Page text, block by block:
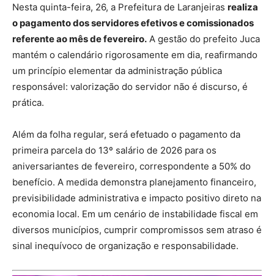
Nesta quinta-feira, 26, a Prefeitura de Laranjeiras realiza
o pagamento dos servidores efetivos e comissionados
referente ao mês de fevereiro. A gestão do prefeito Juca
mantém o calendário rigorosamente em dia, reafirmando
um princípio elementar da administração pública
responsável: valorização do servidor não é discurso, é
prática.
Além da folha regular, será efetuado o pagamento da
primeira parcela do 13º salário de 2026 para os
aniversariantes de fevereiro, correspondente a 50% do
benefício. A medida demonstra planejamento financeiro,
previsibilidade administrativa e impacto positivo direto na
economia local. Em um cenário de instabilidade fiscal em
diversos municípios, cumprir compromissos sem atraso é
sinal inequívoco de organização e responsabilidade.